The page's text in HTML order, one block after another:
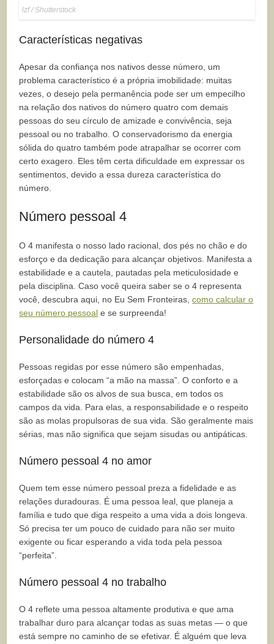
lzf / Shutterstock
Características negativas
Apesar da confiança nos nativos desse número, um
problema característico é a própria imobilidade: muitas
vezes, o desejo pela permanência pode ser um empecilho
na relação dos nativos do número quatro com demais
pessoas do seu círculo de amizade e convivência, seja
pessoal ou no trabalho. O conservadorismo da energia
sólida do quatro também pode atrapalhar se ocorrer com
certo exagero. Eles têm certa dificuldade em expressar os
sentimentos, devido a essa dureza característica do
número.
Número pessoal 4
O 4 manifesta o nosso lado racional, dos pés no chão e do
esforço e da dedicação para alcançar objetivos. Manifesta a
estabilidade e a cautela, pautadas pela meticulosidade e
pela disciplina. Caso você queira saber se o 4 representa
você, descubra aqui, no Eu Sem Fronteiras,como calcular o
seu número pessoal e se surpreenda!
Personalidade do número 4
Pessoas regidas por esse número são empenhadas,
esforçadas e colocam “a mão na massa”. O conforto e a
estabilidade são os alvos de sua busca, em todos os
campos da vida. Para elas, a responsabilidade e o respeito
são as molas propulsoras de sua vida. São geralmente mais
sérias, mas não significa que sejam sisudas ou antipáticas.
Número pessoal 4 no amor
Quem tem esse número pessoal preza a fidelidade e as
relações duradouras. É uma pessoa leal, que planeja a
família e tudo que diga respeito a uma vida a dois longeva.
Só precisa ter um pouco de cuidado para não ser muito
exigente ou ficar esperando a vida toda pela pessoa
“perfeita”.
Número pessoal 4 no trabalho
O 4 reflete uma pessoa altamente produtiva e que ama
trabalhar duro para alcançar todas as suas metas — o que
está sempre no caminho de se efetivar. É alguém que leva